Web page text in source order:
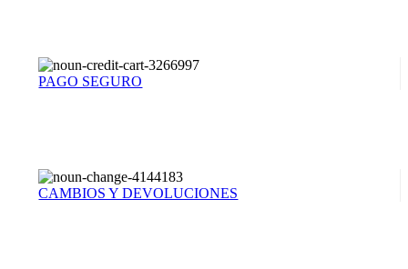
PAGO SEGURO
CAMBIOS Y DEVOLUCIONES